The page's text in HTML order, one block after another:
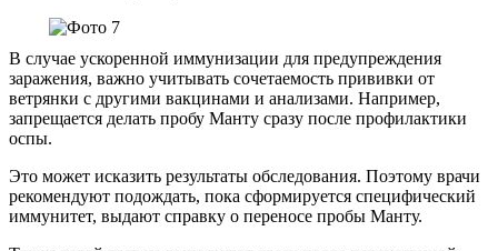
В случае ускоренной иммунизации для предупреждения
заражения, важно учитывать сочетаемость прививки от
ветрянки с другими вакцинами и анализами. Например,
запрещается делать пробу Манту сразу после профилактики
оспы.
Это может исказить результаты обследования. Поэтому врачи
рекомендуют подождать, пока сформируется специфический
иммунитет, выдают справку о переносе пробы Манту.